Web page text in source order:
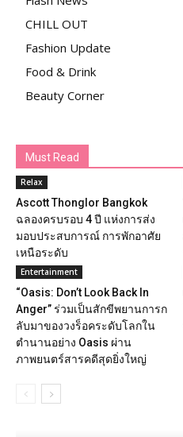
CHILL OUT
Fashion Update
Food & Drink
Beauty Corner
Must Read
Relax
Ascott Thonglor Bangkok
ฉลองครบรอบ 4 ปี แห่งการส่ง
มอบประสบการณ์ การพักอาศัย
เหนือระดับ
Entertainment
“Oasis: Don’t Look Back In
Anger” ร่วมเป็นสักขีพยานการก
ลับมาของวงร็อคระดับโลกใน
ตำนานอย่าง Oasis ผ่าน
ภาพยนตร์สารคดีสุดยิ่งใหญ่